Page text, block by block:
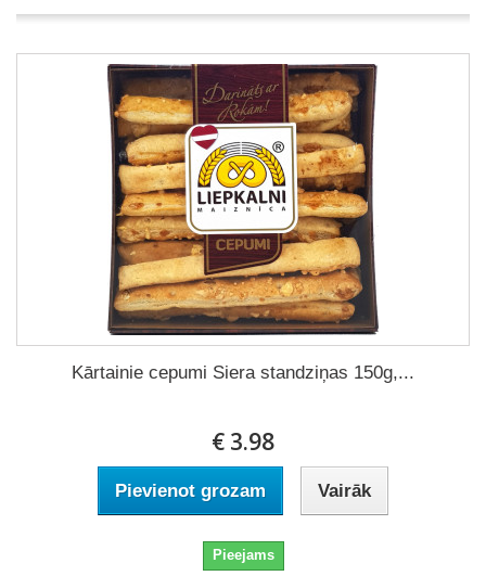
Kārtainie cepumi Siera standziņas 150g,...
€ 3.98
Pievienot grozam Vairāk
Pieejams